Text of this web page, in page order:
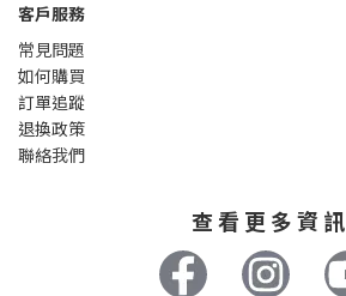
客戶服務
常見問題
如何購買
訂單追蹤
退換政策
聯絡我們
查 看 更 多 資 訊